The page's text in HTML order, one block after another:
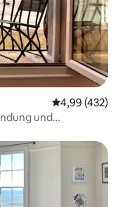
4,99 (432)
und